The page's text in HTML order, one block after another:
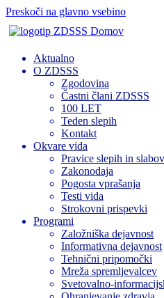
Preskoči na glavno vsebino
Domov
Aktualno
O ZDSSS
Zgodovina
Častni člani ZDSSS
100 LET
Teden slepih
Kontakt
Okvare vida
Pravice slepih in
Zakonodaja
Pogosta vprašanja
Testi vida
Strokovni prispevki
Programi
Založniška dejavnost
Informativna dejavnost
Tehnični pripomočki
Mreža spremljevalcev
Svetovalno-